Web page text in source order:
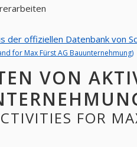
der offiziellen Datenbank von
for Max Fürst AG Bauunternehmung)
VON
FOR